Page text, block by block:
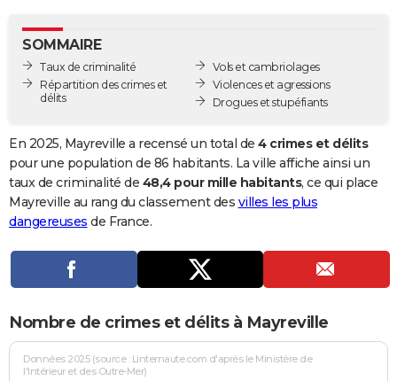
GUIDES D'ACHAT
BONS PLANS
Carte de Noël
Carte Bonne année
Carte Saint-Valentin
Carte Pâques
Carte d'anniversaire
DICTIONNAIRE
Dictionnaire
Biographies
Citations
Expressions
Proverbes
PROGRAMME TV
Se connecter
Entreprises
Service militaire
Avis de recherche
AVIS DE DÉCÈS
Bricolage
Lifestyle
Culture
Sport
Auto
Television
Voyage
Cinema
SOMMAIRE
Taux de criminalité
Répartition des crimes et
délits
Vols et cambriolages
Violences et agressions
Drogues et stupéfiants
En 2025, Mayreville a recensé un total de 4 crimes et délits
pour une population de 86 habitants. La ville affiche ainsi un
taux de criminalité de 48,4 pour mille habitants, ce qui place
Mayreville au rang du classement des villes les plus
dangereuses de France.
Nombre de crimes et délits à Mayreville
Données 2025 (source : Linternaute.com d'après le Ministère de
l'Intérieur et des Outre-Mer)